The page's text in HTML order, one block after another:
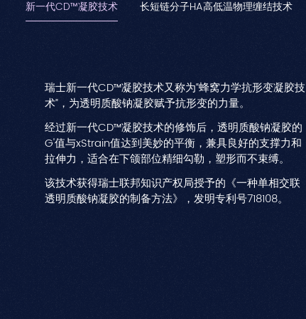
新一代CD™凝胶技术 长短链分子HA高低温物理缠结技术
瑞士新一代CD™凝胶技术又称为“蜂窝力学抗形变凝胶技
术”，为透明质酸钠凝胶赋予抗形变的力量。
经过新一代CD™凝胶技术的修饰后，透明质酸钠凝胶的
G'值与xStrain值达到美妙的平衡，兼具良好的支撑力和
拉伸力，适合在下颌部位精细勾勒，塑形而不束缚。
该技术获得瑞士联邦知识产权局授予的《一种单相交联
透明质酸钠凝胶的制备方法》，发明专利号718108。